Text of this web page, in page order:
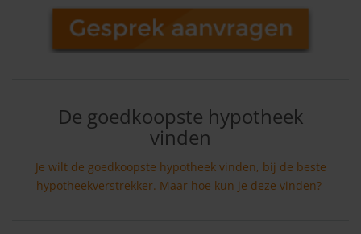
De goedkoopste hypotheek
vinden
Je wilt de goedkoopste hypotheek vinden, bij de beste
hypotheekverstrekker. Maar hoe kun je deze vinden?